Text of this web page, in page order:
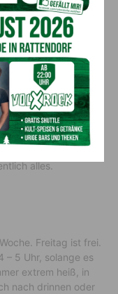
von
Schnellfahren.
meist gar nicht ab,
die Leute
Kultur ist. Doha
mit einem sehr
Koch hier ein
sind alle sehr
alles.
Freitag ist frei.
– 5 Uhr, solange es
extrem heiß, in
nach drinnen oder